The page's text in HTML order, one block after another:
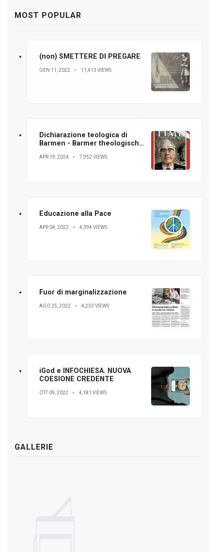
MOST POPULAR
(non) SMETTERE DI PREGARE
GEN 11, 2022 11,413 VIEWS
Dichiarazione teologica di
Barmen - Barmer theologische
APR 19, 2024 7,952 VIEWS
Educazione alla Pace
APR 04, 2022 4,394 VIEWS
Fuor di marginalizzazione
AGO 25, 2022 4,233 VIEWS
iGod e INFOCHIESA. NUOVA
COESIONE CREDENTE
OTT 09, 2022 4,181 VIEWS
GALLERIE